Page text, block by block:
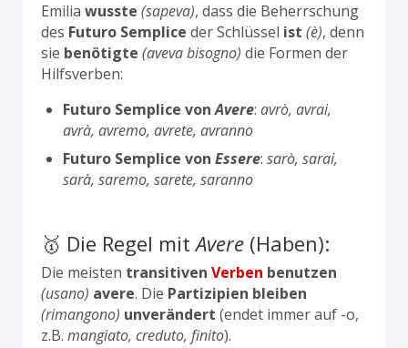
Emilia wusste (sapeva), dass die Beherrschung
des Futuro Semplice der Schlüssel ist (è), denn
sie benötigte (aveva bisogno) die Formen der
Hilfsverben:
Futuro Semplice vonAvere: avrò, avrai,
avrà, avremo, avrete, avranno
Futuro Semplice von Essere: sarò, sarai,
sarà, saremo, sarete, saranno
🥇 Die Regel mitAvere (Haben):
Die meisten transitiven Verben benutzen
(usano) avere. Die Partizipien bleiben
(rimangono) unverändert (endet immer auf -o,
z.B. mangiato, creduto, finito).